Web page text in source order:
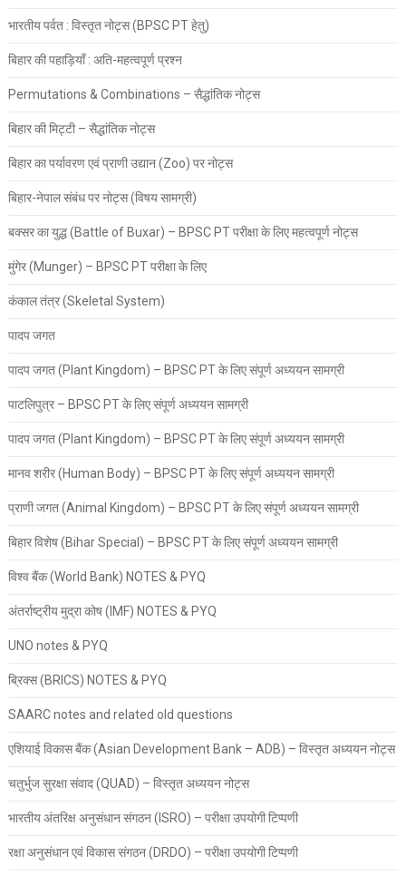
भारतीय पर्वत : विस्तृत नोट्स (BPSC PT हेतु)
बिहार की पहाड़ियाँ : अति-महत्वपूर्ण प्रश्न
Permutations & Combinations – सैद्धांतिक नोट्स
बिहार की मिट्टी – सैद्धांतिक नोट्स
बिहार का पर्यावरण एवं प्राणी उद्यान (Zoo) पर नोट्स
बिहार-नेपाल संबंध पर नोट्स (विषय सामग्री)
बक्सर का युद्ध (Battle of Buxar) – BPSC PT परीक्षा के लिए महत्वपूर्ण नोट्स
मुंगेर (Munger) – BPSC PT परीक्षा के लिए
कंकाल तंत्र (Skeletal System)
पादप जगत
पादप जगत (Plant Kingdom) – BPSC PT के लिए संपूर्ण अध्ययन सामग्री
पाटलिपुत्र – BPSC PT के लिए संपूर्ण अध्ययन सामग्री
पादप जगत (Plant Kingdom) – BPSC PT के लिए संपूर्ण अध्ययन सामग्री
मानव शरीर (Human Body) – BPSC PT के लिए संपूर्ण अध्ययन सामग्री
प्राणी जगत (Animal Kingdom) – BPSC PT के लिए संपूर्ण अध्ययन सामग्री
बिहार विशेष (Bihar Special) – BPSC PT के लिए संपूर्ण अध्ययन सामग्री
विश्व बैंक (World Bank) NOTES & PYQ
अंतर्राष्ट्रीय मुद्रा कोष (IMF) NOTES & PYQ
UNO notes & PYQ
ब्रिक्स (BRICS) NOTES & PYQ
SAARC notes and related old questions
एशियाई विकास बैंक (Asian Development Bank – ADB) – विस्तृत अध्ययन नोट्स
चतुर्भुज सुरक्षा संवाद (QUAD) – विस्तृत अध्ययन नोट्स
भारतीय अंतरिक्ष अनुसंधान संगठन (ISRO) – परीक्षा उपयोगी टिप्पणी
रक्षा अनुसंधान एवं विकास संगठन (DRDO) – परीक्षा उपयोगी टिप्पणी